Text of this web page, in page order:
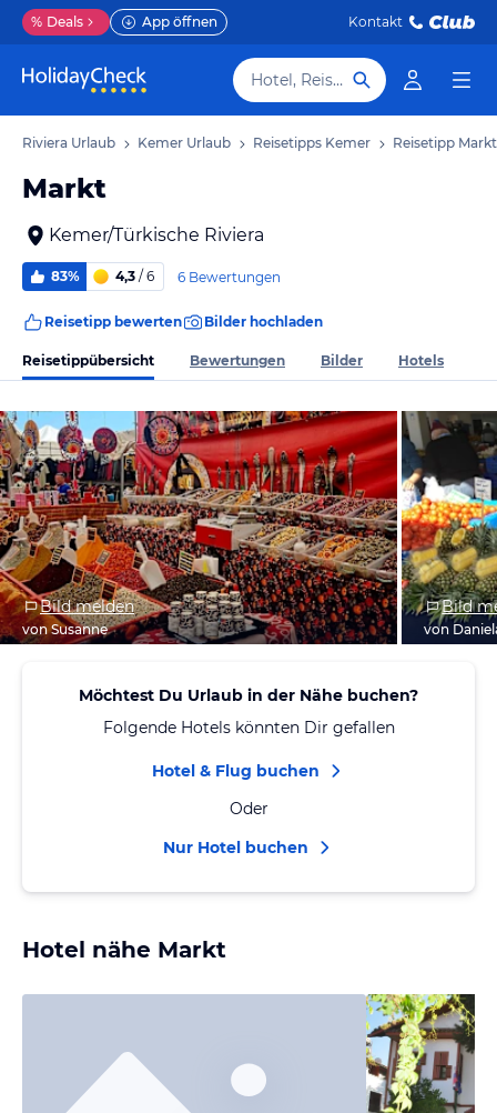
% Deals App öffnen Kontakt
Hotel, Reiseziel
Riviera Urlaub Kemer Urlaub Reisetipps Kemer Reisetipp Markt
Markt
Kemer/Türkische Riviera
83% 4,3 / 6 6 Bewertungen
Reisetipp bewerten Bilder hochladen
Reisetippübersicht Bewertungen Bilder Hotels
Bild melden
von Susanne
Bild
von
Möchtest Du Urlaub in der Nähe buchen?
Folgende Hotels könnten Dir gefallen
Hotel & Flug buchen
Oder
Nur Hotel buchen
Hotel nähe Markt